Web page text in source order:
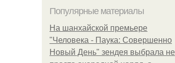
Популярные материалы
На шанхайской премьере
"Человека - Паука: Совершенно
Новый День" зендея выбрала не